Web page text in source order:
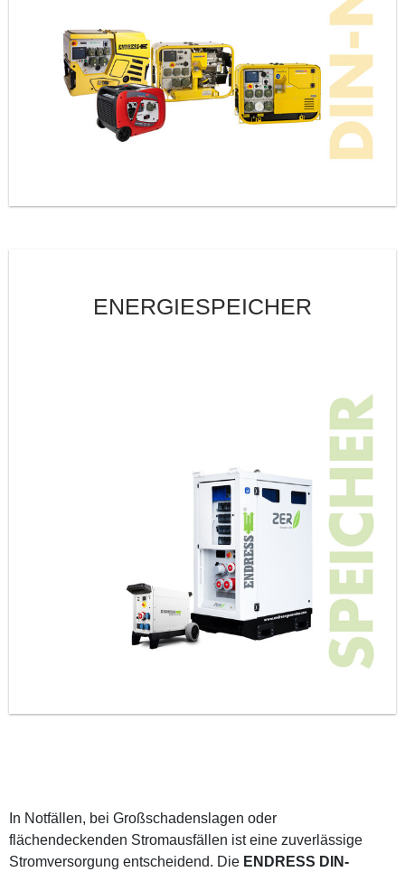
ENERGIESPEICHER
In Notfällen, bei Großschadenslagen oder
flächendeckenden Stromausfällen ist eine zuverlässige
Stromversorgung entscheidend. Die ENDRESS DIN-